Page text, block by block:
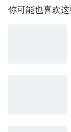
你可能也喜欢